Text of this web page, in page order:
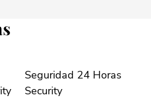
Seguridad 24 Horas
Security